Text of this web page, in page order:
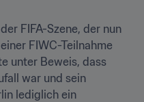
FIFA-Szene, der nun
FIWC-Teilnahme
unter Beweis, dass
war und sein
lediglich ein